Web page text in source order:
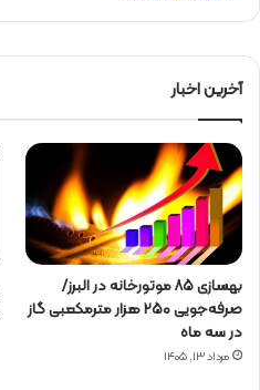
آخرین اخبار
بهسازی ۸۵ موتورخانه در البرز/
صرفه‌جویی ۲۵۰ هزار مترمکعبی گاز
در سه ماه
مرداد ۱۳, ۱۴۰۵